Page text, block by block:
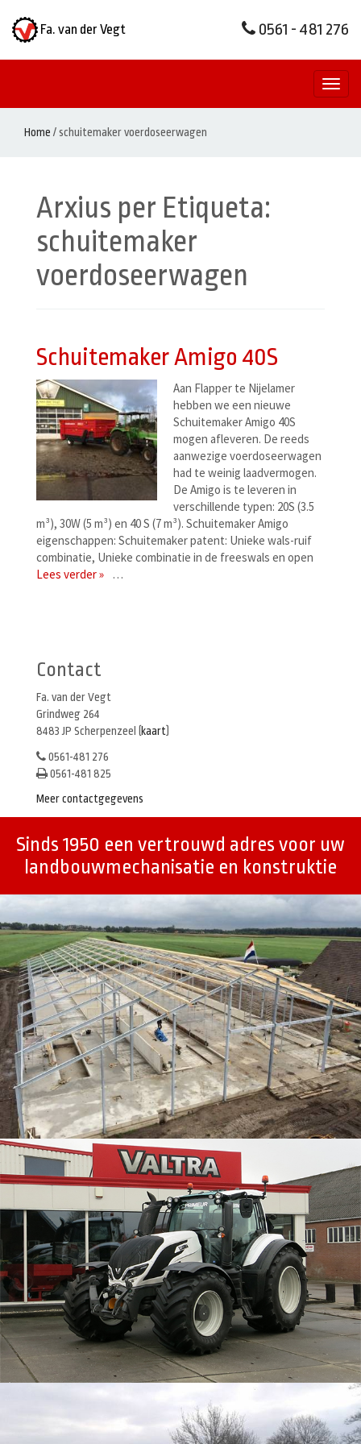
Fa. van der Vegt 0561 - 481 276
Home /schuitemaker voerdoseerwagen
Arxius per Etiqueta:
schuitemaker
voerdoseerwagen
Schuitemaker Amigo 40S
Aan Flapper te Nijelamer
hebben we een nieuwe
Schuitemaker Amigo 40S
mogen afleveren. De reeds
aanwezige voerdoseerwagen
had te weinig laadvermogen.
De Amigo is te leveren in
verschillende typen: 20S (3.5
m³), 30W (5 m³) en 40 S (7 m³). Schuitemaker Amigo
eigenschappen: Schuitemaker patent: Unieke wals-ruif
combinatie, Unieke combinatie in de freeswals en open
…
Lees verder »
Contact
Fa. van der Vegt
Grindweg 264
8483 JP Scherpenzeel (
kaart
0561-481 276
0561-481 825
Meer contactgegevens
Sinds 1950 een vertrouwd adres voor uw
landbouwmechanisatie en konstruktie